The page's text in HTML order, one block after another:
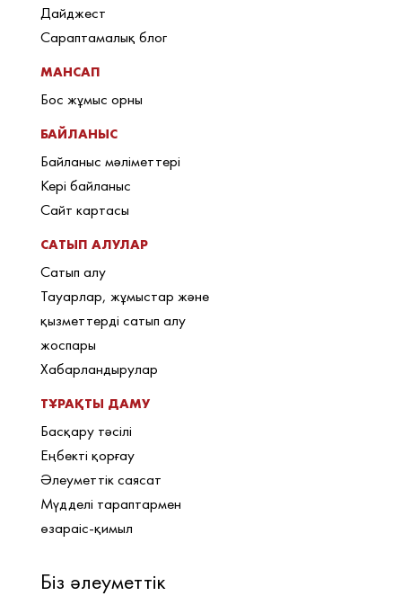
Дайджест
Сараптамалық блог
МАНСАП
Бос жұмыс орны
БАЙЛАНЫС
Байланыс мәліметтері
Кері байланыс
Сайт картасы
САТЫП АЛУЛАР
Сатып алу
Тауарлар, жұмыстар және
қызметтерді сатып алу
жоспары
Хабарландырулар
ТҰРАҚТЫ ДАМУ
Басқару тәсілі
Еңбекті қорғау
Әлеуметтік саясат
Мүдделі тараптармен
өзараіс-қимыл
Біз әлеуметтік